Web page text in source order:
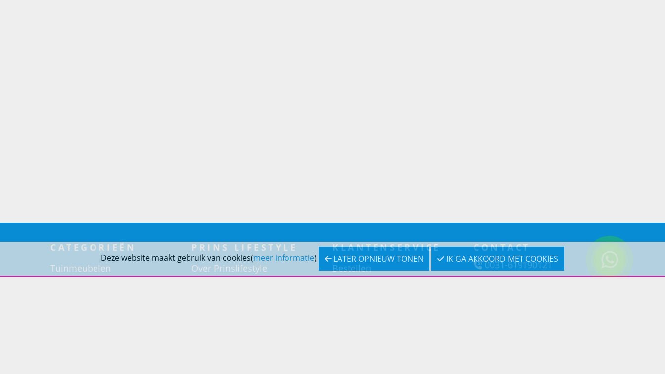
Deze website maakt gebruik van cookies(meer informatie) LATER OPNIEUW TONEN IK GA AKKOORD MET COOKIES
CATEGORIEËN
Tuinmeubelen
PRINS LIFESTYLE
Over Prinslifestyle
KLANTENSERVICE
Bestellen
CONTACT
0031-619190121